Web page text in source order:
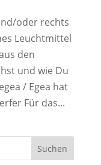
oder rechts
Leuchtmittel
den
und wie Du
/ Egea hat
Für das...